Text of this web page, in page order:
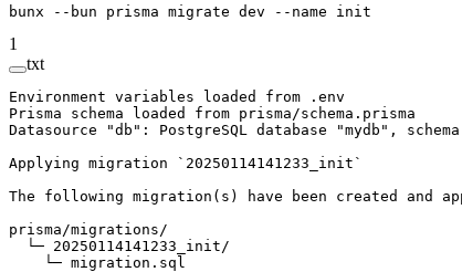
bunx --bun prisma migrate dev --name init
1
txt
Environment variables loaded from .env
Prisma schema loaded from prisma/schema.prisma
Datasource "db": PostgreSQL database "mydb",
Applying migration `20250114141233_init`
The following migration(s) have been created and
prisma/migrations/
  └─ 20250114141233_init/
    └─ migration.sql